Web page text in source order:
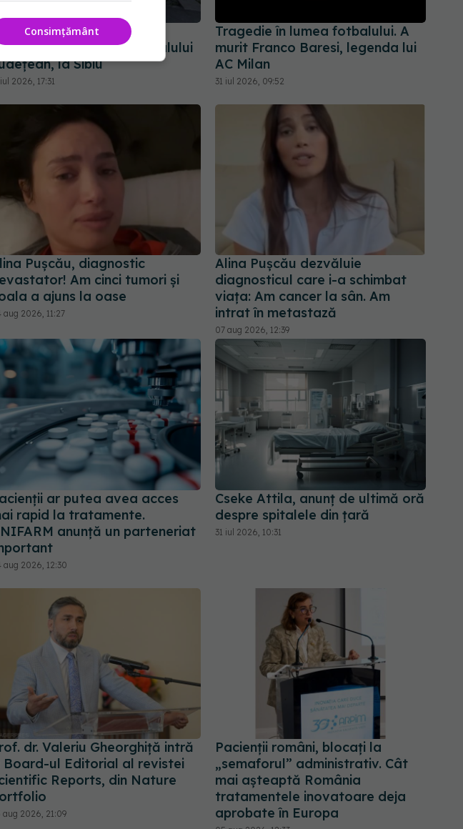
majoră de curent
activitatea Spitalului
la Sibiu
2026, 17:31
Tragedie în lumea fotbalului. A
murit Franco Baresi, legenda lui
AC Milan
31 iul 2026, 09:52
Pușcău, diagnostic
Am cinci tumori și
a ajuns la oase
aug 2026, 11:27
Alina Pușcău dezvăluie
diagnosticul care i-a schimbat
viața: Am cancer la sân. Am
intrat în metastază
07 aug 2026, 12:39
ar putea avea acces
rapid la tratamente.
anunță un parteneriat
aug 2026, 12:30
Cseke Attila, anunț de ultimă oră
despre spitalele din țară
31 iul 2026, 10:31
dr. Valeriu Gheorghiță intră
Board-ul Editorial al revistei
Reports, din Nature
aug 2026, 21:09
Pacienții români, blocați la
„semaforul” administrativ. Cât
mai așteaptă România
tratamentele inovatoare deja
aprobate în Europa
Consimțământ